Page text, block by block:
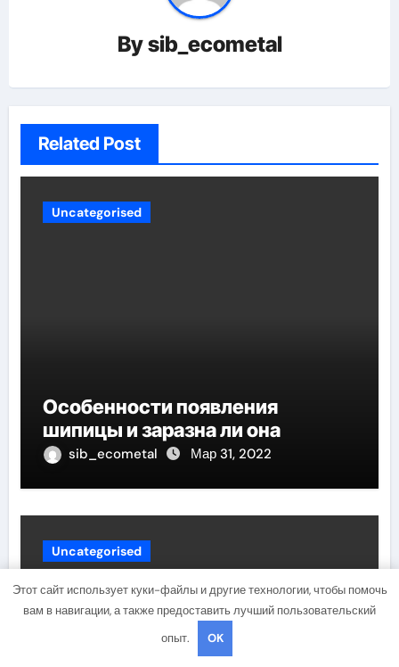
Bysib_ecometal
Related Post
Uncategorised
Особенности появления
шипицы и заразна ли она
sib_ecometal Мар 31, 2022
Uncategorised
Этот сайт использует куки-файлы и другие технологии, чтобы помочь
вам в навигации, а также предоставить лучший пользовательский
опыт.
OK